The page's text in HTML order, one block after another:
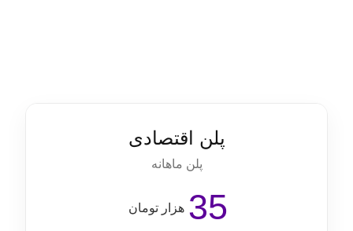
پلن اقتصادی
پلن ماهانه
هزار تومان 35